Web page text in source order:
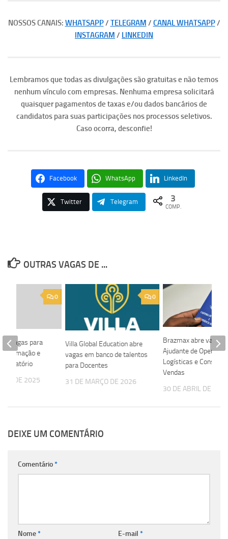
NOSSOS CANAIS: WHATSAPP/ TELEGRAM / CANAL WHATSAPP/
INSTAGRAM / LINKEDIN
Lembramos que todas as divulgações são gratuitas e não temos
nenhum vínculo com empresas. Nenhuma empresa solicitará
quaisquer pagamentos de taxas e/ou dados bancários de
candidatos para suas participações nos processos seletivos.
Caso ocorra, desconfie!
Facebook WhatsApp LinkedIn
Twitter Telegram 3
COMP.
OUTRAS VAGAS DE ...
0
Villa Global Education abre
vagas em banco de talentos
para Docentes
31 DE MARÇO DE 2026
Brazmax abre vagas
Ajudante de
Logísticas e
Vendas
30 DE ABRIL DE
0
vagas para
Automação e
DE 2025
DEIXE UM COMENTÁRIO
Comentário*
Nome* E-mail *